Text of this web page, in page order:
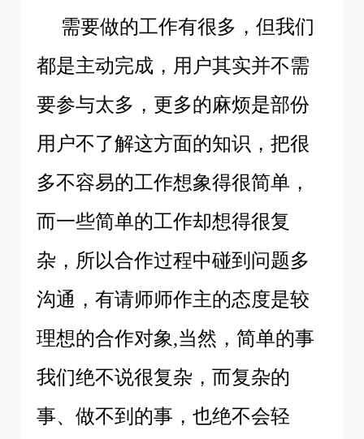
需要做的工作有很多，但我们
都是主动完成，用户其实并不需
要参与太多，更多的麻烦是部份
用户不了解这方面的知识，把很
多不容易的工作想象得很简单，
而一些简单的工作却想得很复
杂，所以合作过程中碰到问题多
沟通，有请师师作主的态度是较
理想的合作对象,当然，简单的事
我们绝不说很复杂，而复杂的
事、做不到的事，也绝不会轻